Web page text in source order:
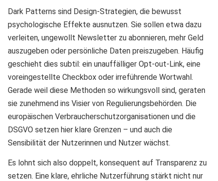
Dark Patterns sind Design-Strategien, die bewusst
psychologische Effekte ausnutzen. Sie sollen etwa dazu
verleiten, ungewollt Newsletter zu abonnieren, mehr Geld
auszugeben oder persönliche Daten preiszugeben. Häufig
geschieht dies subtil: ein unauffälliger Opt-out-Link, eine
voreingestellte Checkbox oder irreführende Wortwahl.
Gerade weil diese Methoden so wirkungsvoll sind, geraten
sie zunehmend ins Visier von Regulierungsbehörden. Die
europäischen Verbraucherschutzorganisationen und die
DSGVO setzen hier klare Grenzen – und auch die
Sensibilität der Nutzerinnen und Nutzer wächst.
Es lohnt sich also doppelt, konsequent auf Transparenz zu
setzen. Eine klare, ehrliche Nutzerführung stärkt nicht nur